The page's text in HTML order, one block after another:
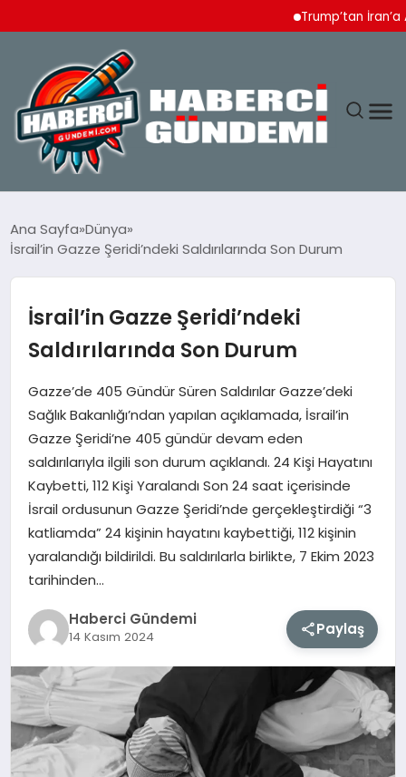
Trump’tan İran’a Ağır
SPOR
EKONOMI
DÜNYA
MAGAZIN
EĞITIM
SAĞLIK
TEKNOLOJI
Ana Sayfa Dünya
İsrail’in Gazze Şeridi’ndeki Saldırılarında Son Durum
İsrail’in Gazze Şeridi’ndeki
Saldırılarında Son Durum
Gazze’de 405 Gündür Süren Saldırılar Gazze’deki
Sağlık Bakanlığı’ndan yapılan açıklamada, İsrail’in
Gazze Şeridi’ne 405 gündür devam eden
saldırılarıyla ilgili son durum açıklandı. 24 Kişi Hayatını
Kaybetti, 112 Kişi Yaralandı Son 24 saat içerisinde
İsrail ordusunun Gazze Şeridi’nde gerçekleştirdiği “3
katliamda” 24 kişinin hayatını kaybettiği, 112 kişinin
yaralandığı bildirildi. Bu saldırılarla birlikte, 7 Ekim 2023
tarihinden…
Haberci Gündemi
14 Kasım 2024 Paylaş